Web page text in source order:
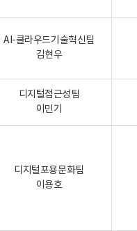
AI-클라우드기술혁신팀
김현우
디지털접근성팀
이민기
디지털포용문화팀
이용호